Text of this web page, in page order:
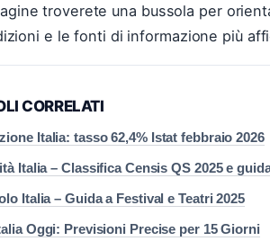
troverete una bussola per
e le fonti di informazione più
CORRELATI
Italia: tasso 62,4% Istat febbraio 2026
Italia – Classifica Censis QS 2025 e
Italia – Guida a Festival e Teatri 2025
Oggi: Previsioni Precise per 15 Giorni